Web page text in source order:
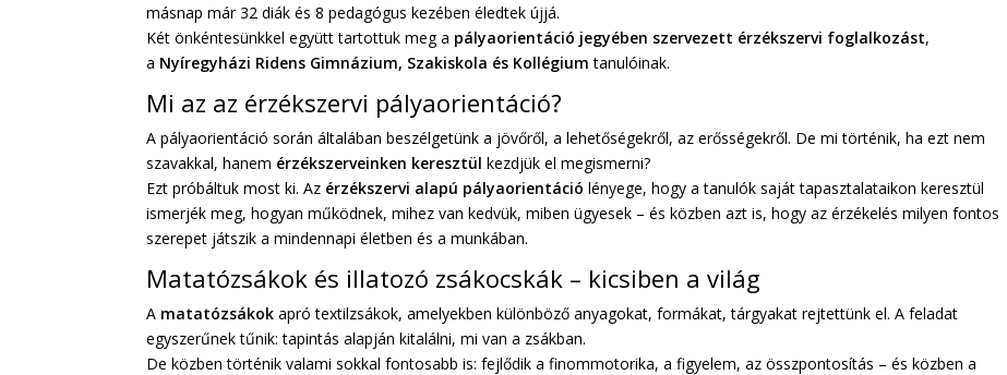
másnap már 32 diák és 8 pedagógus kezében éledtek újjá.
Két önkéntesünkkel együtt tartottuk meg a pályaorientáció jegyében szervezett érzékszervi foglalkozást,
a Nyíregyházi Ridens Gimnázium, Szakiskola és Kollégium tanulóinak.
Mi az az érzékszervi pályaorientáció?
A pályaorientáció során általában beszélgetünk a jövőről, a lehetőségekről, az erősségekről. De mi történik, ha ezt nem
szavakkal, hanem érzékszerveinken keresztül kezdjük el megismerni?
Ezt próbáltuk most ki. Az érzékszervi alapú pályaorientáció lényege, hogy a tanulók saját tapasztalataikon keresztül
ismerjék meg, hogyan működnek, mihez van kedvük, miben ügyesek – és közben azt is, hogy az érzékelés milyen fontos
szerepet játszik a mindennapi életben és a munkában.
Matatózsákok és illatozó zsákocskák – kicsiben a világ
A matatózsákok apró textilzsákok, amelyekben különböző anyagokat, formákat, tárgyakat rejtettünk el. A feladat
egyszerűnek tűnik: tapintás alapján kitalálni, mi van a zsákban.
De közben történik valami sokkal fontosabb is: fejlődik a finommotorika, a figyelem, az összpontosítás – és közben a